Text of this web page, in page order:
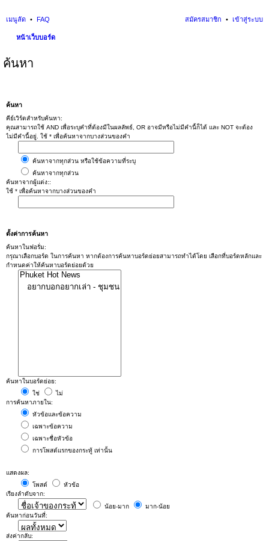
เมนูลัด FAQ เข้าสู่ระบบ
สมัครสมาชิก
หน้าเว็บบอร์ด
ค้นหา
ค้นหา
คีย์เวิร์ดสำหรับค้นหา:
คุณสามารถใช้ AND เพื่อระบุคำที่ต้องมีในผลลัพธ์, OR อาจมีหรือไม่มีคำนี้ก็ได้ และ NOT จะต้อง
ไม่มีคำนี้อยู่. ใช้ * เพื่อค้นหาจากบางส่วนของคำ
ค้นหาจากทุกส่วน หรือใช้ข้อความที่ระบุ
ค้นหาจากทุกส่วน
ค้นหาจากผู้แต่ง::
ใช้ * เพื่อค้นหาจากบางส่วนของคำ
ตั้งค่าการค้นหา
ค้นหาในฟอรั่ม:
กรุณาเลือกบอร์ด ในการค้นหา หากต้องการค้นหาบอร์ดย่อยสามารถทำได้โดย เลือกที่บอร์ดหลักและ
กำหนดค่าให้ค้นหาบอร์ดย่อยด้วย
ค้นหาในบอร์ดย่อย:
ใช่
ไม่
การค้นหาภายใน:
หัวข้อและข้อความ
เฉพาะข้อความ
เฉพาะชื่อหัวข้อ
การโพสต์แรกของกระทู้ เท่านั้น
แสดงผล:
โพสต์
หัวข้อ
เรียงลำดับจาก:
น้อย-มาก
มาก-น้อย
ค้นหาก่อนวันที่:
ส่งค่ากลับ: